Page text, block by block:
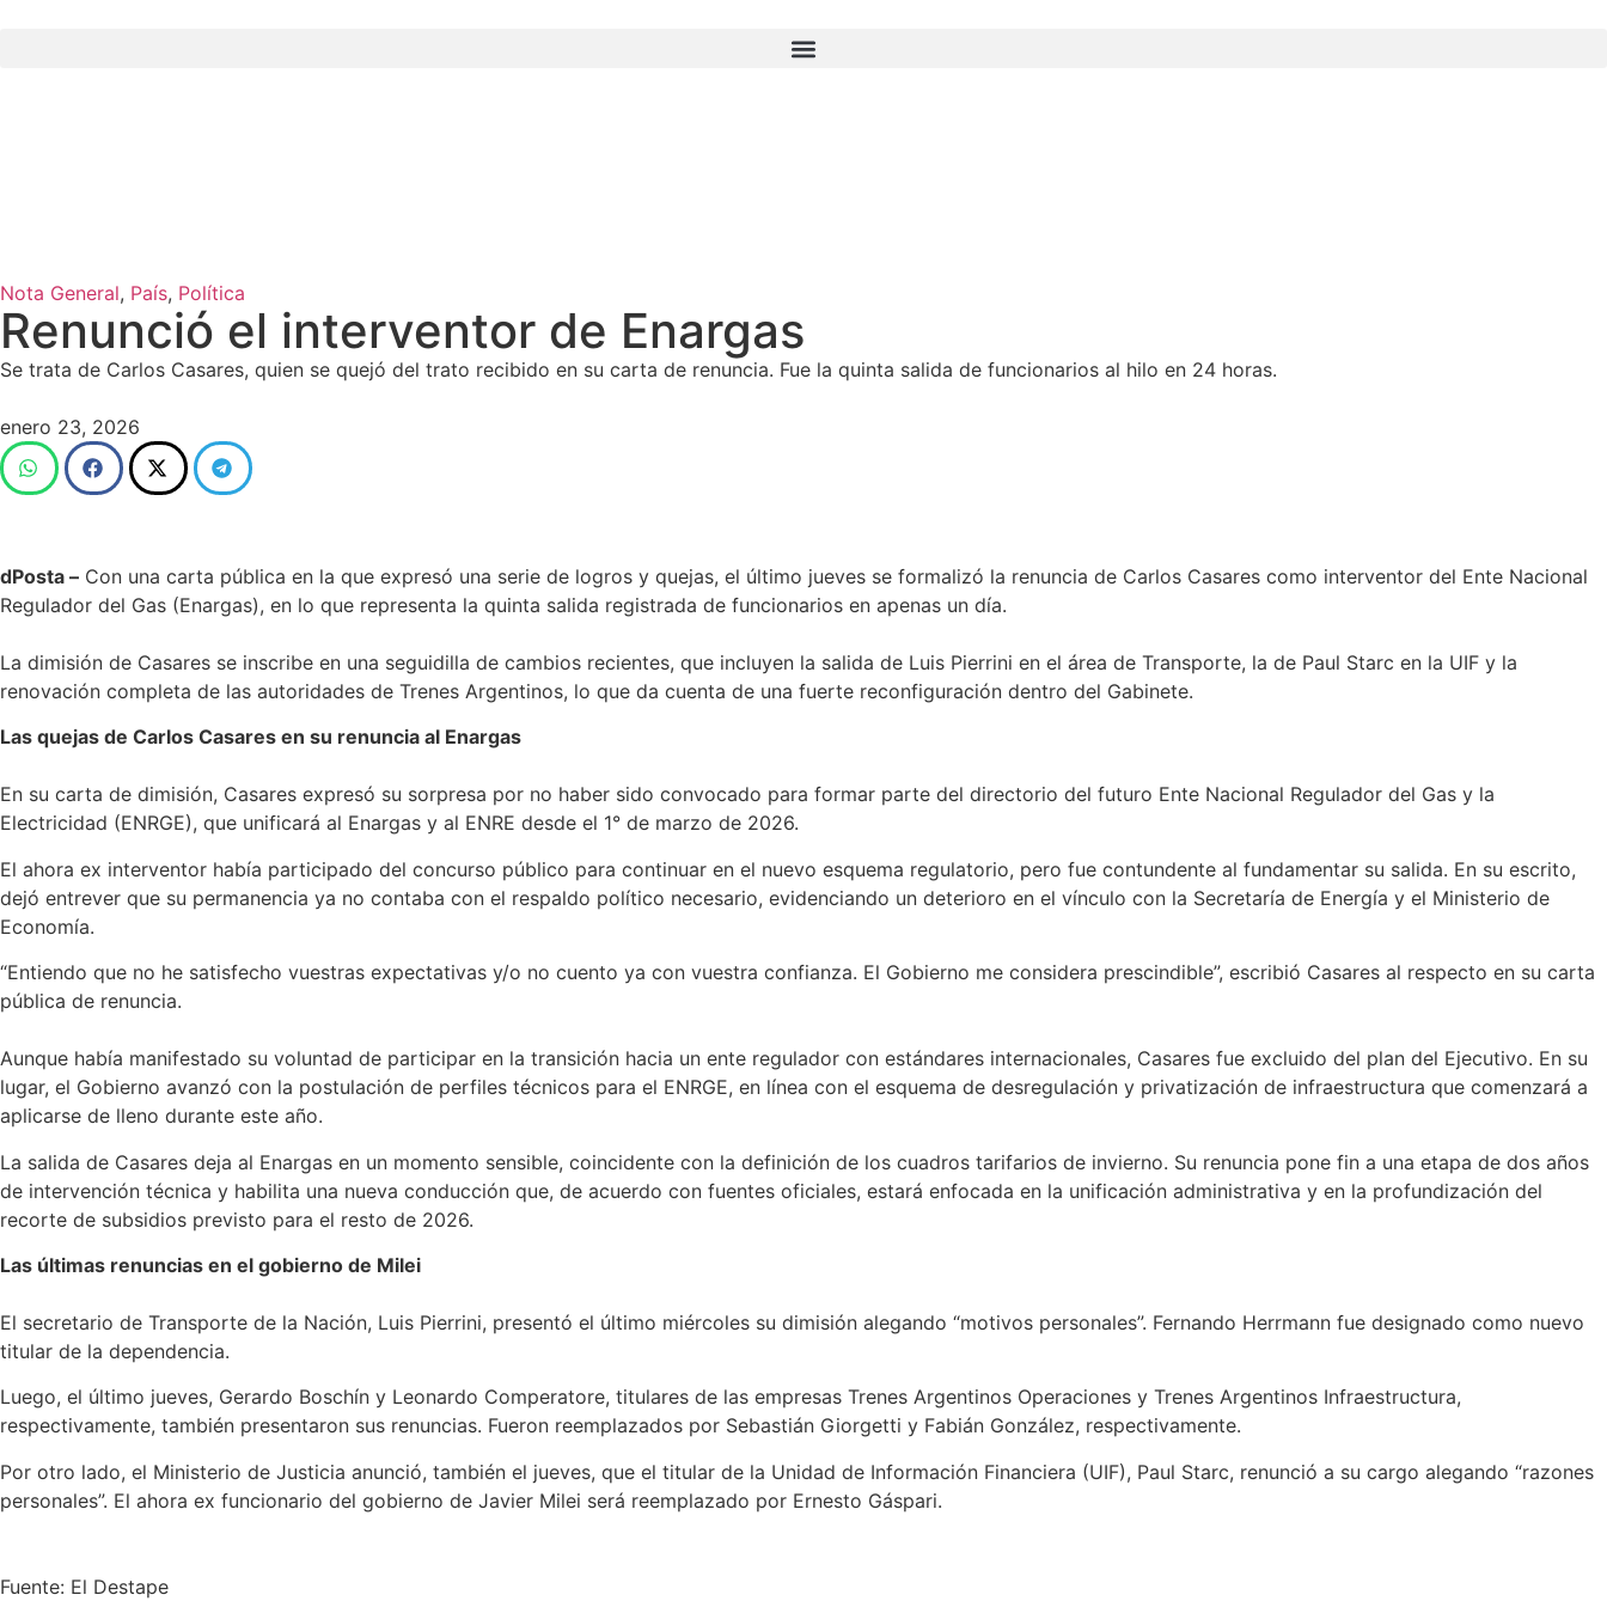
Nota General, País, Política
Renunció el interventor de Enargas
Se trata de Carlos Casares, quien se quejó del trato recibido en su carta de renuncia. Fue la quinta salida de funcionarios al hilo en 24 horas.
enero 23, 2026
dPosta – Con una carta pública en la que expresó una serie de logros y quejas, el último jueves se formalizó la renuncia de Carlos Casares como interventor del Ente Nacional
Regulador del Gas (Enargas), en lo que representa la quinta salida registrada de funcionarios en apenas un día.
La dimisión de Casares se inscribe en una seguidilla de cambios recientes, que incluyen la salida de Luis Pierrini en el área de Transporte, la de Paul Starc en la UIF y la
renovación completa de las autoridades de Trenes Argentinos, lo que da cuenta de una fuerte reconfiguración dentro del Gabinete.
Las quejas de Carlos Casares en su renuncia al Enargas
En su carta de dimisión, Casares expresó su sorpresa por no haber sido convocado para formar parte del directorio del futuro Ente Nacional Regulador del Gas y la
Electricidad (ENRGE), que unificará al Enargas y al ENRE desde el 1° de marzo de 2026.
El ahora ex interventor había participado del concurso público para continuar en el nuevo esquema regulatorio, pero fue contundente al fundamentar su salida. En su escrito,
dejó entrever que su permanencia ya no contaba con el respaldo político necesario, evidenciando un deterioro en el vínculo con la Secretaría de Energía y el Ministerio de
Economía.
“Entiendo que no he satisfecho vuestras expectativas y/o no cuento ya con vuestra confianza. El Gobierno me considera prescindible”, escribió Casares al respecto en su carta
pública de renuncia.
Aunque había manifestado su voluntad de participar en la transición hacia un ente regulador con estándares internacionales, Casares fue excluido del plan del Ejecutivo. En su
lugar, el Gobierno avanzó con la postulación de perfiles técnicos para el ENRGE, en línea con el esquema de desregulación y privatización de infraestructura que comenzará a
aplicarse de lleno durante este año.
La salida de Casares deja al Enargas en un momento sensible, coincidente con la definición de los cuadros tarifarios de invierno. Su renuncia pone fin a una etapa de dos años
de intervención técnica y habilita una nueva conducción que, de acuerdo con fuentes oficiales, estará enfocada en la unificación administrativa y en la profundización del
recorte de subsidios previsto para el resto de 2026.
Las últimas renuncias en el gobierno de Milei
El secretario de Transporte de la Nación, Luis Pierrini, presentó el último miércoles su dimisión alegando “motivos personales”. Fernando Herrmann fue designado como nuevo
titular de la dependencia.
Luego, el último jueves, Gerardo Boschín y Leonardo Comperatore, titulares de las empresas Trenes Argentinos Operaciones y Trenes Argentinos Infraestructura,
respectivamente, también presentaron sus renuncias. Fueron reemplazados por Sebastián Giorgetti y Fabián González, respectivamente.
Por otro lado, el Ministerio de Justicia anunció, también el jueves, que el titular de la Unidad de Información Financiera (UIF), Paul Starc, renunció a su cargo alegando “razones
personales”. El ahora ex funcionario del gobierno de Javier Milei será reemplazado por Ernesto Gáspari.
Fuente: El Destape